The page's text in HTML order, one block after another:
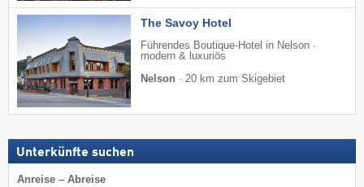
The Savoy Hotel
Führendes Boutique-Hotel in Nelson ·
modern & luxuriös
Nelson · 20 km zum Skigebiet
Unterkünfte suchen
Anreise – Abreise